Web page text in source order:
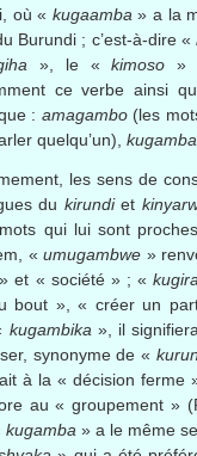
où « kugaamba» a la
Burundi ; c’est-à-dire «
», le «kimoso »
ce verbe ainsi
: amagambo(les
quelqu’un),
les sens de
du kirundiet
qui lui sont
«umugambwe »
et « société » ; «
bout », « créer un
kugambika », il
synonyme de «
à la « décision ferme
au « groupement »
kugamba » a le même